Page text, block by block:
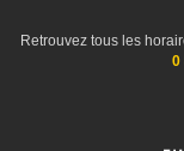
Retrouvez tous les
0